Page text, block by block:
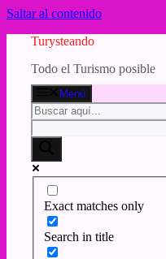
Saltar al contenido
Turysteando
Todo el Turismo posible
Menú
Exact matches only
Search in title